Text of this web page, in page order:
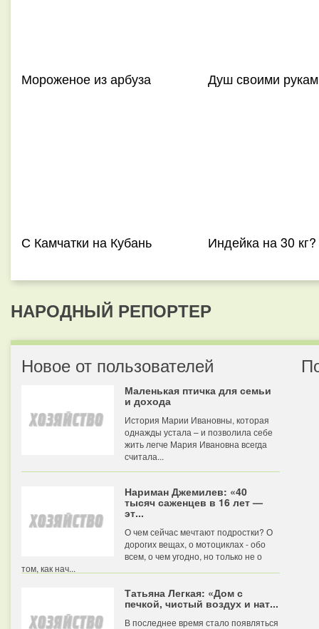
Мороженое из арбуза Душ своими
С Камчатки на Кубань Индейка на 30 кг?
НАРОДНЫЙ РЕПОРТЕР
Новое от пользователей
Маленькая птичка для семьи
и дохода
История Марии Ивановны, которая
однажды устала – и позволила себе
жить легче Мария Ивановна всегда
считала...
Нариман Джемилев: «40
тысяч саженцев в 16 лет —
эт...
О чем сейчас мечтают подростки? О
дорогих вещах, о мотоциклах - обо
всем, о чем угодно, но только не о
том, как нач...
Татьяна Легкая: «Дом с
печкой, чистый воздух и нат...
В последнее время стало появляться